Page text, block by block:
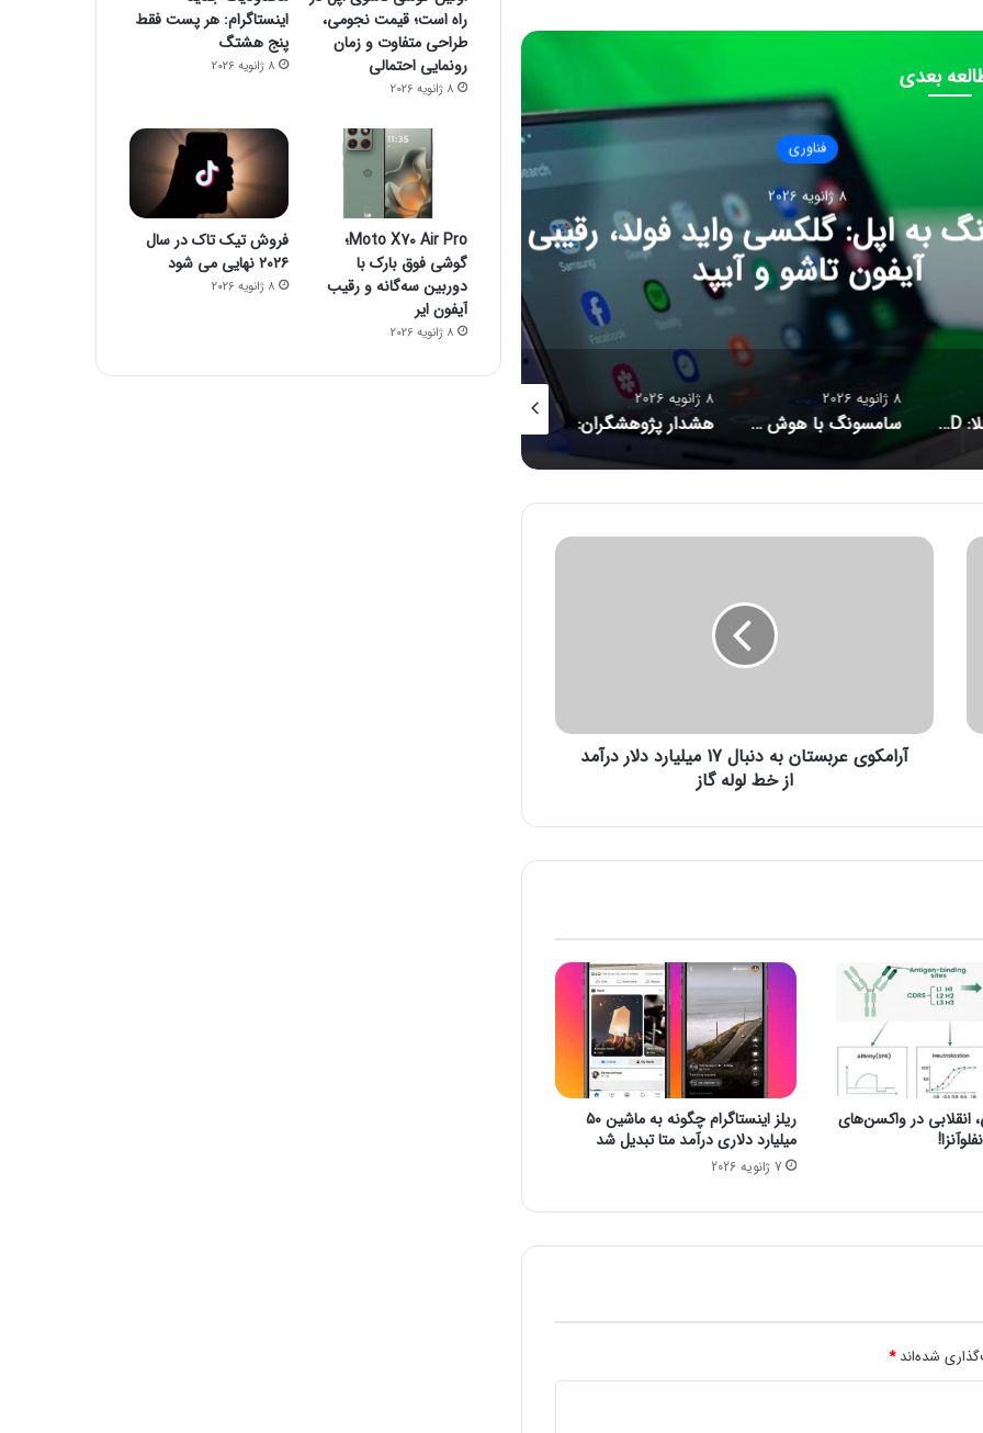
بعدی
واید فولد، رقیبی برای
تاشو و آیپد خودروهای
پایان سلطه تسلا: BYD با فروش ۲/۲ میلیونی پیشتاز بازار خودروهای برقی شد سامسونگ با هوش مصنوعی، سلامت مغز کاربران را پایش می‌کند
8 ژانویه 2026
هشدار پژوهشگران: دستگاه‌های پوشیدنی سلامت تا سال ۲۰۵۰ به بحران زباله الکترونیکی تبدیل می‌شوند
8 ژانویه 2026
آ
ر
ا
ن
ب
ا
ل
7
م
ی
ل
د
ر
آ
آرامکوی عربستان به دنبال 17 میلیارد دلار درآمد
از خط لوله گاز
در واکسن‌های
ریلز اینستاگرام چگونه به ماشین ۵۰
میلیارد دلاری درآمد متا تبدیل شد
7 ژانویه 2026
شده‌اند*
راه است؛ قیمت نجومی،
طراحی متفاوت و زمان
رونمایی احتمالی
8 ژانویه 2026
اینستاگرام: هر پست فقط
پنج هشتگ
8 ژانویه 2026
Moto X70 Air Pro؛
گوشی فوق بارک با
دوربین سه‌گانه و رقیب
آیفون ایر
8 ژانویه 2026
فروش تیک تاک در سال
۲۰۲۶ نهایی می شود
8 ژانویه 2026